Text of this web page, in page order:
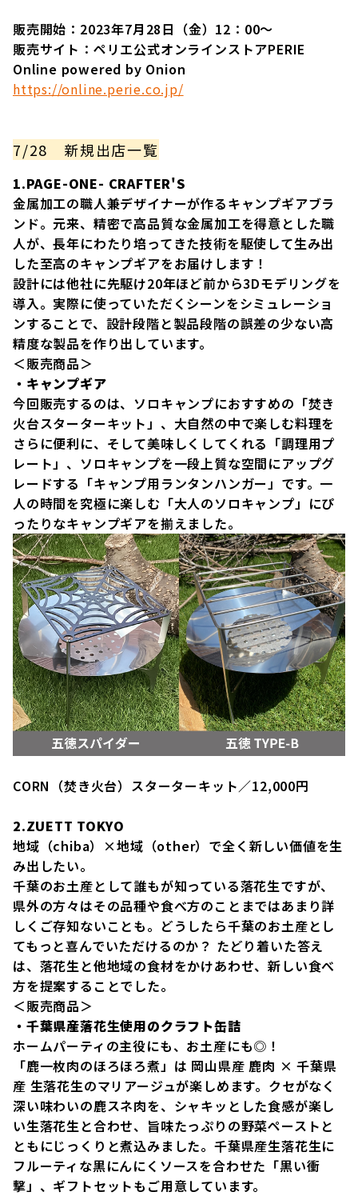
販売開始：2023年7月28日（金）12：00～
販売サイト：ペリエ公式オンラインストアPERIE
Online powered by Onion
https://online.perie.co.jp/
7/28 新規出店一覧
1.PAGE-ONE- CRAFTER'S
金属加工の職人兼デザイナーが作るキャンプギアブラ
ンド。元来、精密で高品質な金属加工を得意とした職
人が、長年にわたり培ってきた技術を駆使して生み出
した至高のキャンプギアをお届けします！
設計には他社に先駆け20年ほど前から3Dモデリングを
導入。実際に使っていただくシーンをシミュレーショ
ンすることで、設計段階と製品段階の誤差の少ない高
精度な製品を作り出しています。
＜販売商品＞
・キャンプギア
今回販売するのは、ソロキャンプにおすすめの「焚き
火台スターターキット」、大自然の中で楽しむ料理を
さらに便利に、そして美味しくしてくれる「調理用プ
レート」、ソロキャンプを一段上質な空間にアップグ
レードする「キャンプ用ランタンハンガー」です。一
人の時間を究極に楽しむ「大人のソロキャンプ」にぴ
ったりなキャンプギアを揃えました。
CORN（焚き火台）スターターキット／12,000円
2.ZUETT TOKYO
地域（chiba）×地域（other）で全く新しい価値を生
み出したい。
千葉のお土産として誰もが知っている落花生ですが、
県外の方々はその品種や食べ方のことまではあまり詳
しくご存知ないことも。どうしたら千葉のお土産とし
てもっと喜んでいただけるのか？ たどり着いた答え
は、落花生と他地域の食材をかけあわせ、新しい食べ
方を提案することでした。
＜販売商品＞
・千葉県産落花生使用のクラフト缶詰
ホームパーティの主役にも、お土産にも◎！
「鹿一枚肉のほろほろ煮」は 岡山県産 鹿肉 × 千葉県
産 生落花生のマリアージュが楽しめます。クセがなく
深い味わいの鹿スネ肉を、シャキッとした食感が楽し
い生落花生と合わせ、旨味たっぷりの野菜ペーストと
ともにじっくりと煮込みました。千葉県産生落花生に
フルーティな黒にんにくソースを合わせた「黒い衝
撃」、ギフトセットもご用意しています。